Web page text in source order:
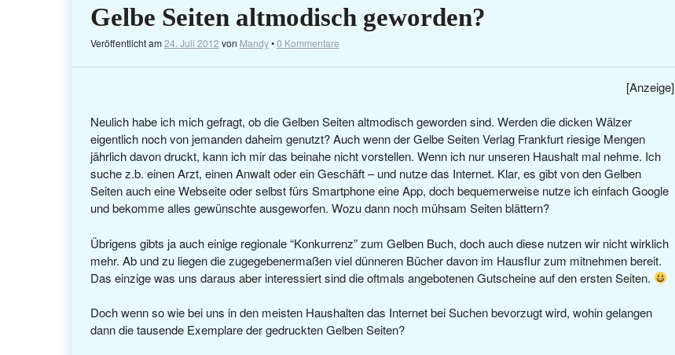
Gelbe Seiten altmodisch geworden?
Veröffentlicht am24. Juli 2012 von Mandy•0 Kommentare
[Anzeige]
Neulich habe ich mich gefragt, ob die Gelben Seiten altmodisch geworden sind. Werden die dicken Wälzer
eigentlich noch von jemanden daheim genutzt? Auch wenn der Gelbe Seiten Verlag Frankfurt riesige Mengen
jährlich davon druckt, kann ich mir das beinahe nicht vorstellen. Wenn ich nur unseren Haushalt mal nehme. Ich
suche z.b. einen Arzt, einen Anwalt oder ein Geschäft – und nutze das Internet. Klar, es gibt von den Gelben
Seiten auch eine Webseite oder selbst fürs Smartphone eine App, doch bequemerweise nutze ich einfach Google
und bekomme alles gewünschte ausgeworfen. Wozu dann noch mühsam Seiten blättern?
Übrigens gibts ja auch einige regionale “Konkurrenz” zum Gelben Buch, doch auch diese nutzen wir nicht wirklich
mehr. Ab und zu liegen die zugegebenermaßen viel dünneren Bücher davon im Hausflur zum mitnehmen bereit.
Das einzige was uns daraus aber interessiert sind die oftmals angebotenen Gutscheine auf den ersten Seiten.
Doch wenn so wie bei uns in den meisten Haushalten das Internet bei Suchen bevorzugt wird, wohin gelangen
dann die tausende Exemplare der gedruckten Gelben Seiten?